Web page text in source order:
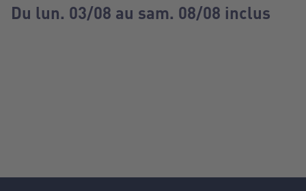
Du lun. 03/08 au sam. 08/08 inclus